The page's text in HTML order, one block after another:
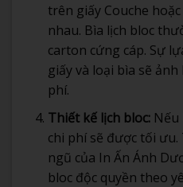
trên giấy Couche
nhau. Bìa lịch bloc
carton cứng cáp. Sự
giấy và loại bìa sẽ
phí.
Thiết kế lịch bloc:Nếu
chi phí sẽ được tối
ngũ của In Ấn Ánh
bloc độc quyền theo